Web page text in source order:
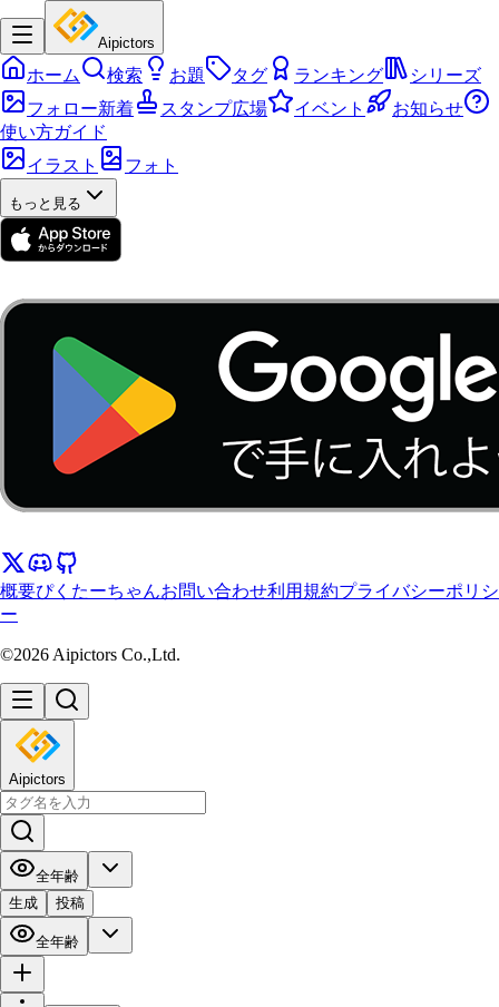
Aipictors
ホーム 検索 お題 タグ ランキング
シリーズ
フォロー新着
スタンプ広場 イベント
お知らせ
使い方ガイド
イラスト
フォト
もっと見る
概要ぴくたーちゃんお問い合わせ利用規約プライバシーポリシ
ー
©2026 Aipictors Co.,Ltd.
Aipictors
全年齢
生成
投稿
全年齢